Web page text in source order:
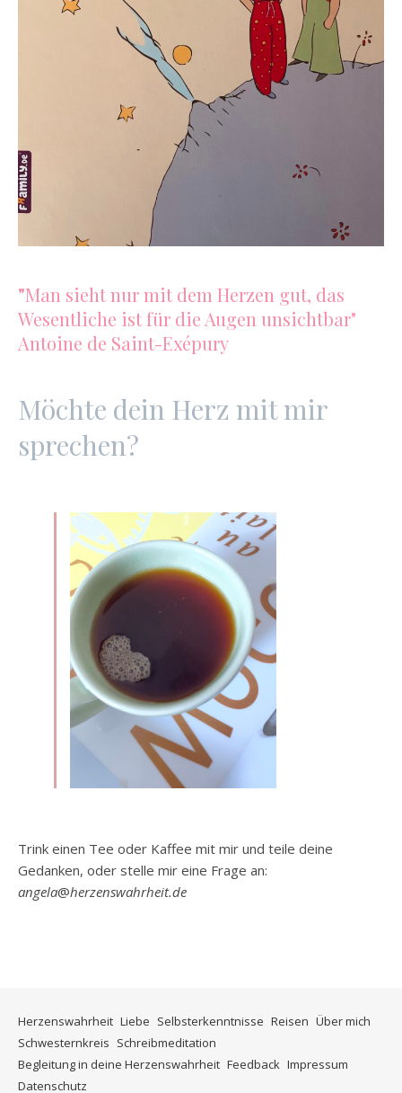
"Man sieht nur mit dem Herzen gut, das
Wesentliche ist für die Augen unsichtbar"
Antoine de Saint-Exépury
Möchte dein Herz mit mir
sprechen?
Trink einen Tee oder Kaffee mit mir und teile deine
Gedanken, oder stelle mir eine Frage an:
angela@herzenswahrheit.de
Herzenswahrheit Liebe Selbsterkenntnisse Reisen Über mich
Schwesternkreis Schreibmeditation
Begleitung in deine Herzenswahrheit Feedback Impressum
Datenschutz